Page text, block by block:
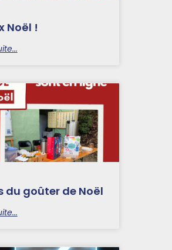
Noël !
du goûter de Noël